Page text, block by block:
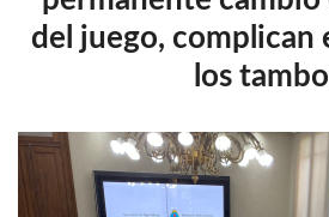
del juego, complican
los